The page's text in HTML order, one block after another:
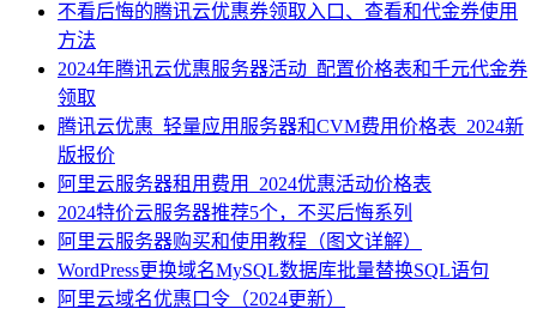
不看后悔的腾讯云优惠券领取入口、查看和代金券使用
方法
2024年腾讯云优惠服务器活动_配置价格表和千元代金券
领取
腾讯云优惠_轻量应用服务器和CVM费用价格表_2024新
版报价
阿里云服务器租用费用_2024优惠活动价格表
2024特价云服务器推荐5个，不买后悔系列
阿里云服务器购买和使用教程（图文详解）
WordPress更换域名MySQL数据库批量替换SQL语句
阿里云域名优惠口令（2024更新）